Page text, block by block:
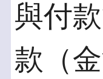
與付
款（